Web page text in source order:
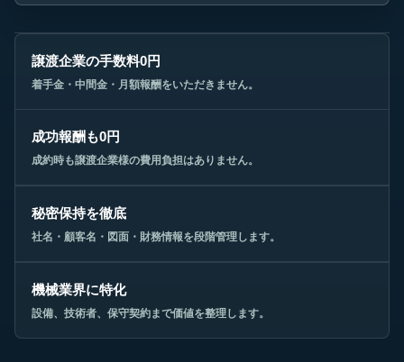
譲渡企業の手数料0円
着手金・中間金・月額報酬をいただきません。
成功報酬も0円
成約時も譲渡企業様の費用負担はありません。
秘密保持を徹底
社名・顧客名・図面・財務情報を段階管理します。
機械業界に特化
設備、技術者、保守契約まで価値を整理します。